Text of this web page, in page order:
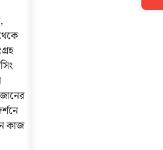
কাজ